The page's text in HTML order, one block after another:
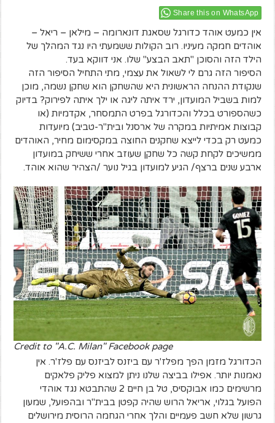
Share this on WhatsApp
אין כמעט אוהד כדורגל שסאגת דונארומה – מילאן – ריאל –
אוהדים חמקה מעיניו. רוב הקולות ששמעתי היו נגד המהלך של
הילד הזה והסוכן "תאב הבצע" שלו. אני דווקא בעד.
הסיפור הזה גרם לי לשאול את עצמי, מתי התחיל הסיפור הזה
שנקודת ההנחה הראשונית היא שהשחקן הוא שחקן נשמה, מוכן
למות בשביל המועדון, ירד איתה ליגה או ילך איתה לפירוק? בדיוק
כשהספורט בכלל והכדורגל בפרט התמסחר, אקדמיות (או
קבוצות אמיתיות במקרה של ארסנל ובית"ר-טביב) מיועדות
כמעט רק בכדי לייצא שחקנים החוצה במקסימום מחיר, האוהדים
ממשיכים לקחת קשה כל שחקן שעוזב אחרי ששיחק במועדון
ארבע שנים ברצף/ הגיע למועדון בגיל נוער /הצהיר שהוא אוהד.
Credit to "A.C. Milan" Facebook page
הכדורגל מזמן הפך מפלז'ר עם ביזנס לביזנס עם פלז'ר. אין
נאמנות יותר. אפילו בביצה שלנו ניתן למצוא פליק פלאקים
מרשימים כמו אבוקסיס, טל בן חיים 2 שהתבטא נגד אוהדי
הפועל בגלוי, אריאל הרוש שהיה קפטן בבית"ר ובהפועל, שמעון
גרשון שלא חשב פעמיים והלך אחרי הגחמה הרוסית מירושלים